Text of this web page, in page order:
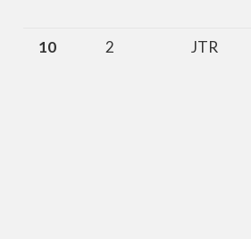
10 2 JTR